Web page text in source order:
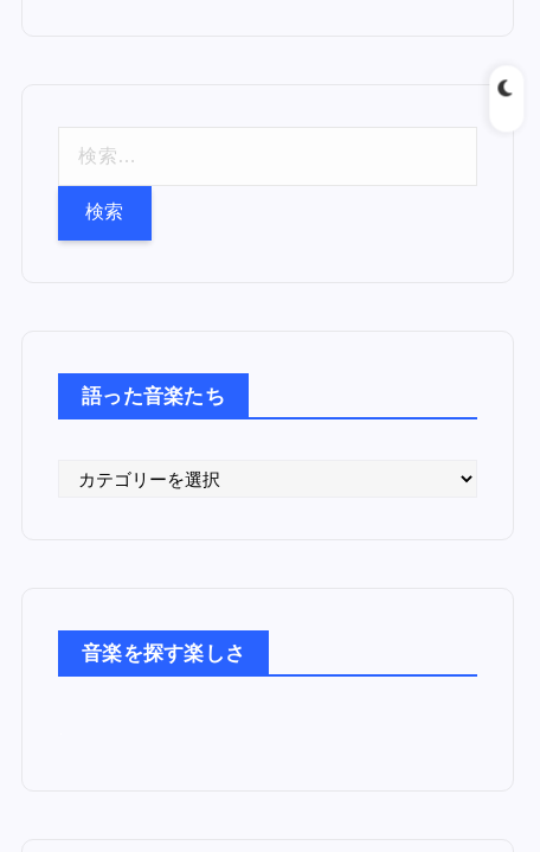
語った音楽たち
た
音楽を探す楽しさ